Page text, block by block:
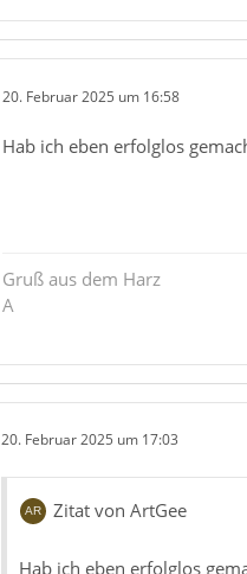
20. Februar 2025 um 16:58
Hab ich eben erfolglos
Gruß aus dem Harz
A
20. Februar 2025 um 17:03
Zitat von ArtGee
Hab ich eben erfolglos